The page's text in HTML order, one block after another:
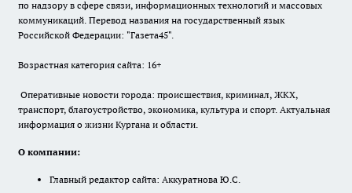
по надзору в сфере связи, информационных технологий и массовых
коммуникаций. Перевод названия на государственный язык
Российской Федерации: "Газета45".
Возрастная категория сайта: 16+
Оперативные новости города: происшествия, криминал, ЖКХ,
транспорт, благоустройство, экономика, культура и спорт. Актуальная
информация о жизни Кургана и области.
О компании:
Главный редактор сайта: Аккуратнова Ю.С.